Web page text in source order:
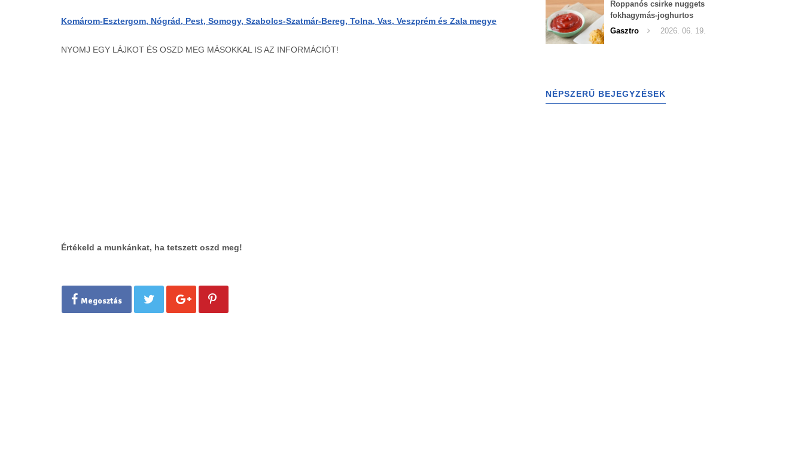
Komárom-Esztergom, Nógrád, Pest, Somogy, Szabolcs-Szatmár-Bereg, Tolna, Vas, Veszprém és Zala megye
NYOMJ EGY LÁJKOT ÉS OSZD MEG MÁSOKKAL IS AZ INFORMÁCIÓT!
Értékeld a munkánkat, ha tetszett oszd meg!
Megosztás
Roppanós csirke nuggets
fokhagymás-joghurtos
szósszal
Gasztro 2026. 06. 19.
NÉPSZERŰ BEJEGYZÉSEK